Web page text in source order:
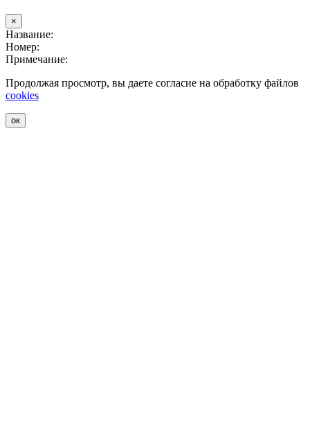
×
Название:
Номер:
Примечание:
Продолжая просмотр, вы даете согласие на обработку файлов
cookies
ок